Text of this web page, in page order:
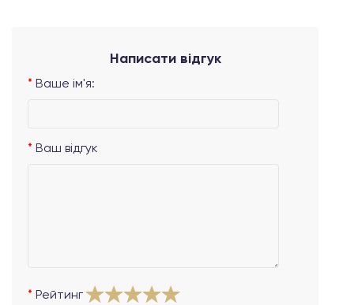
Написати відгук
Ваше ім'я:
Ваш відгук
Рейтинг